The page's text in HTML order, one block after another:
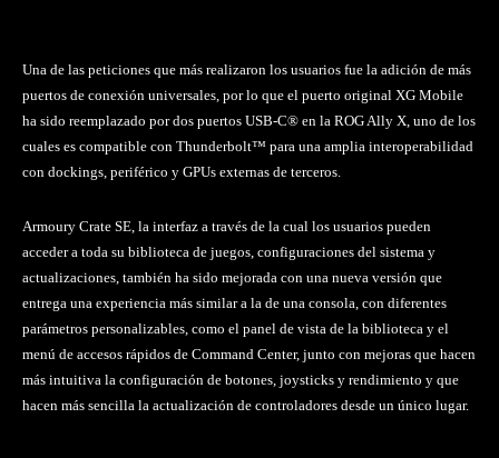
Una de las peticiones que más realizaron los usuarios fue la adición de más
puertos de conexión universales, por lo que el puerto original XG Mobile
ha sido reemplazado por dos puertos USB-C® en la ROG Ally X, uno de los
cuales es compatible con Thunderbolt™ para una amplia interoperabilidad
con dockings, periférico y GPUs externas de terceros.
Armoury Crate SE, la interfaz a través de la cual los usuarios pueden
acceder a toda su biblioteca de juegos, configuraciones del sistema y
actualizaciones, también ha sido mejorada con una nueva versión que
entrega una experiencia más similar a la de una consola, con diferentes
parámetros personalizables, como el panel de vista de la biblioteca y el
menú de accesos rápidos de Command Center, junto con mejoras que hacen
más intuitiva la configuración de botones, joysticks y rendimiento y que
hacen más sencilla la actualización de controladores desde un único lugar.